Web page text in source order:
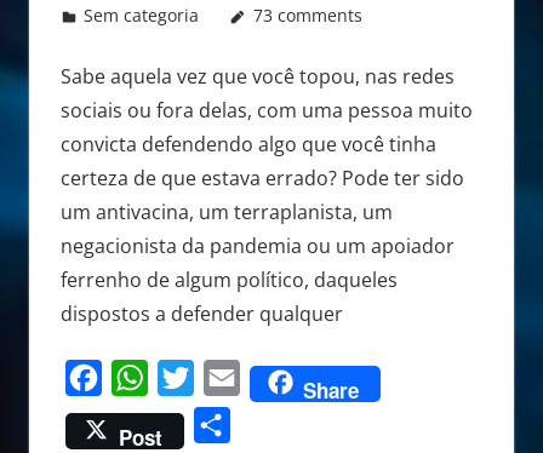
Sem categoria
73 comments
Sabe aquela vez que você topou, nas redes
sociais ou fora delas, com uma pessoa muito
convicta defendendo algo que você tinha
certeza de que estava errado? Pode ter sido
um antivacina, um terraplanista, um
negacionista da pandemia ou um apoiador
ferrenho de algum político, daqueles
dispostos a defender qualquer
FacebookWhatsApp
TwitterEmail Share
Post